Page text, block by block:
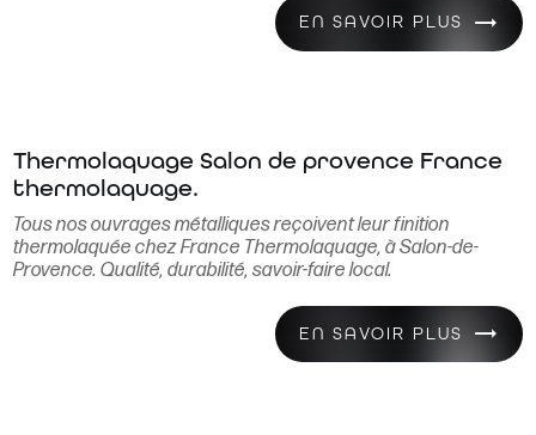
EN SAVOIR PLUS
Thermolaquage Salon de provence France
thermolaquage.
Tous nos ouvrages métalliques reçoivent leur finition
thermolaquée chez France Thermolaquage, à Salon-de-
Provence. Qualité, durabilité, savoir-faire local.
EN SAVOIR PLUS